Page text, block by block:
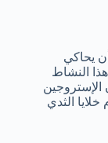
يحاكي
النشاط
الثدي